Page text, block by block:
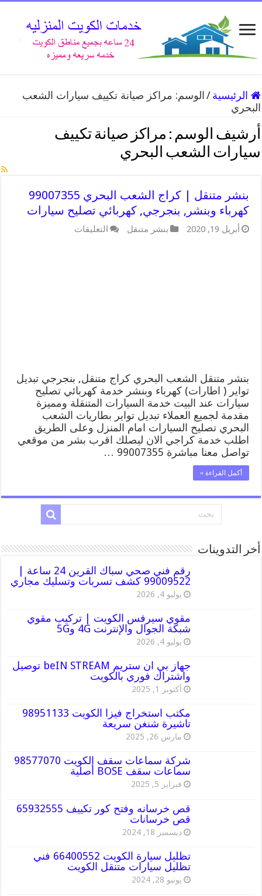
الرئيسية / الوسم: مراكز صيانة تكييف سيارات الشعب
البحري
أرشيف الوسم : مراكز صيانة تكييف
سيارات الشعب البحري
بنشر متنقل | كراج الشعب البحري 99007355
كهرباء وبنشر, بنجرجي, كهربائي تصليح سيارات
أبريل 19, 2020 بنشر متنقل التعليقات
مغلقة
بنشر متنقل الشعب البحري كراج متنقل, بنجرجي تبديل
تواير ( اطارات) كهرباء وبنشر خدمة كهربائي تصليح
سيارات عند البيت خدمة السيارات المتنقلة ومميزة
مقدمة لجميع العملاء تبديل تواير بطاريات الشعب
البحري تصليح السيارات امام المنزل وعلى الطريق
اطلب خدمة كراجي الان ليصلك اقرب بشر من موقعي
تواصل معنا مباشرة 99007355 …
أكمل القراءة »
أخر التدوينات
رقم فني صحي سباك القرين 24 ساعة |
99009522 كشف تسربات وتسليك مجاري
يوليو 4, 2026
مقوي سيرفس الكويت | تركيب مقوي
شبكة الجوال والإنترنت 4G و5G
يوليو 4, 2026
جهاز بي ان ستريم beIN STREAM توصيل
واشتراك فوري بالكويت
أكتوبر 1, 2025
مكتب استخراج فيزا الكويت 98951133
تاشيرة شنغن سريعة
مارس 26, 2025
شركة سماعات سقف الكويت 98577070
سماعات سقف BOSE أصلية
فبراير 5, 2025
قص خرسانه وفتح كور تكييف 65932555
قص خرسانات
ديسمبر 18, 2024
تظليل سيارة الكويت 66400552 فني
تظليل سيارات متنقل الكويت
يونيو 28, 2024